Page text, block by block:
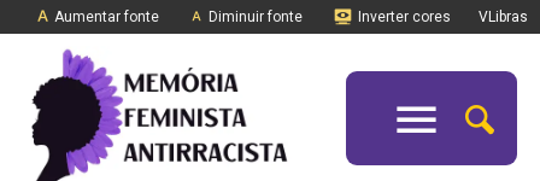
Aumentar fonte Diminuir fonte Inverter cores VLibras